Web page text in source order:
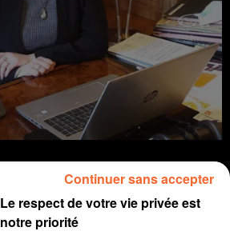
Le respect de votre vie privée est
notre priorité
Continuer sans accepter